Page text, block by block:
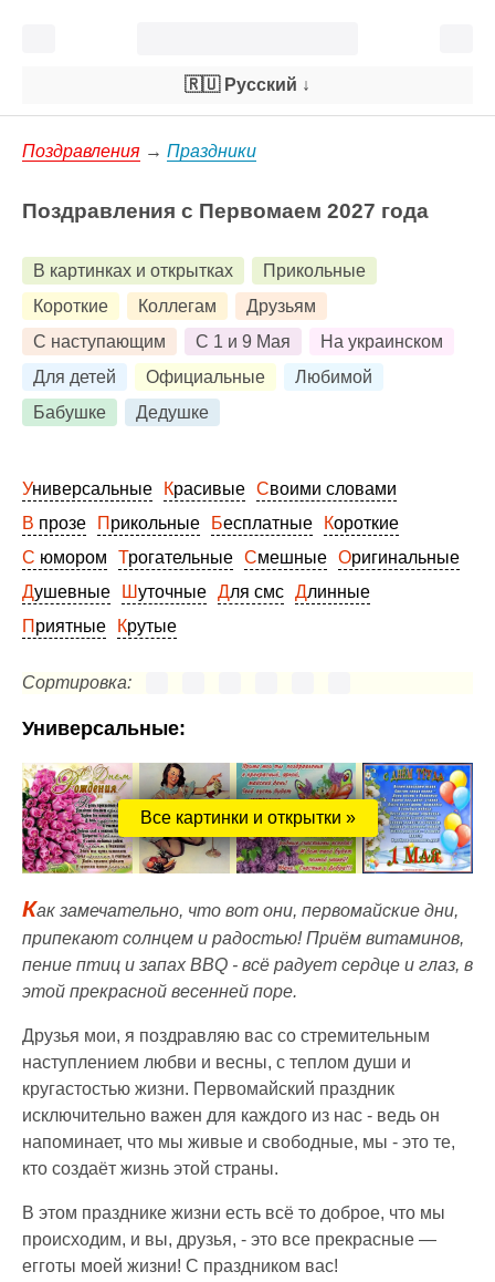
🇷🇺 Русский ↓
Поздравления → Праздники
Поздравления с Первомаем 2027 года
В картинках и открытках
Прикольные
Короткие
Коллегам
Друзьям
С наступающим
С 1 и 9 Мая
На украинском
Для детей
Официальные
Любимой
Бабушке
Дедушке
Универсальные Красивые
Своими словами
В прозе
Прикольные Бесплатные
Короткие
С юмором
Трогательные Смешные
Оригинальные
Душевные
Шуточные Для смс
Длинные
Приятные
Крутые
Сортировка:
Универсальные:
Все картинки и открытки »
Как замечательно, что вот они, первомайские дни,
припекают солнцем и радостью! Приём витаминов,
пение птиц и запах BBQ - всё радует сердце и глаз, в
этой прекрасной весенней поре.
Друзья мои, я поздравляю вас со стремительным
наступлением любви и весны, с теплом души и
кругастостью жизни. Первомайский праздник
исключительно важен для каждого из нас - ведь он
напоминает, что мы живые и свободные, мы - это те,
кто создаёт жизнь этой страны.
В этом празднике жизни есть всё то доброе, что мы
происходим, и вы, друзья, - это все прекрасные —
егготы моей жизни! С праздником вас!